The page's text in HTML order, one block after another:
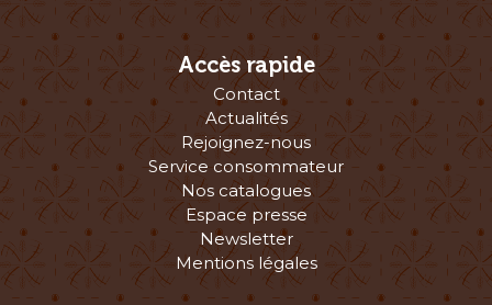
Accès rapide
Contact
Actualités
Rejoignez-nous
Service consommateur
Nos catalogues
Espace presse
Newsletter
Mentions légales